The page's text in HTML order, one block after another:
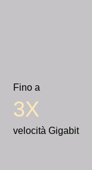
Fino a
3X
velocità Gigabit